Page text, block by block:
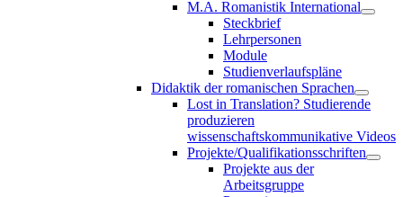
M.A. Romanistik International
Steckbrief
Lehrpersonen
Module
Studienverlaufspläne
Didaktik der romanischen Sprachen
Lost in Translation? Studierende
produzieren
wissenschaftskommunikative Videos
Projekte/Qualifikationsschriften
Projekte aus der
Arbeitsgruppe